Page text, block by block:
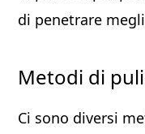
di penetrare
Metodi di
Ci sono diversi